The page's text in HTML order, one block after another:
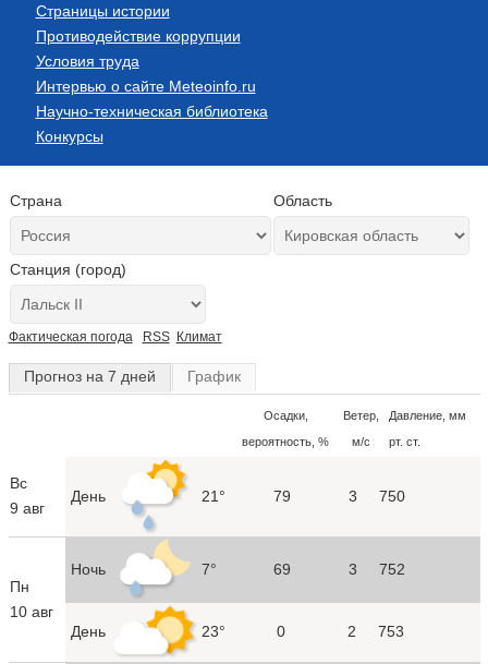
Страницы истории
Противодействие коррупции
Условия труда
Интервью о сайте Meteoinfo.ru
Научно-техническая библиотека
Конкурсы
Страна Область
Станция (город)
Фактическая погода RSS Климат
Прогноз на 7 дней График
Осадки,
вероятность, %
Ветер,
м/с
Давление, мм
рт. ст.
Вс
9 авг
День 21° 79 3 750
Пн
10 авг
Ночь 7° 69 3 752
День 23° 0 2 753